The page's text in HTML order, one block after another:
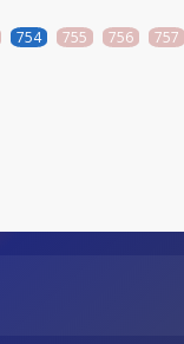
754 755 756 757